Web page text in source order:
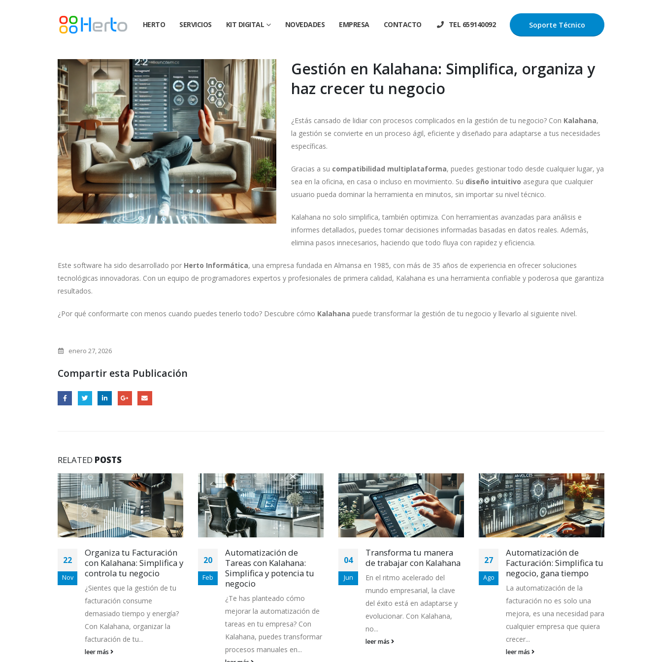
HERTO SERVICIOS KIT DIGITAL NOVEDADES EMPRESA CONTACTO TEL 659140092 Soporte Técnico
Gestión en Kalahana: Simplifica, organiza y
haz crecer tu negocio
¿Estás cansado de lidiar con procesos complicados en la gestión de tu negocio? Con Kalahana,
la gestión se convierte en un proceso ágil, eficiente y diseñado para adaptarse a tus necesidades
específicas.
Gracias a su compatibilidad multiplataforma, puedes gestionar todo desde cualquier lugar, ya
sea en la oficina, en casa o incluso en movimiento. Su diseño intuitivo asegura que cualquier
usuario pueda dominar la herramienta en minutos, sin importar su nivel técnico.
Kalahana no solo simplifica, también optimiza. Con herramientas avanzadas para análisis e
informes detallados, puedes tomar decisiones informadas basadas en datos reales. Además,
elimina pasos innecesarios, haciendo que todo fluya con rapidez y eficiencia.
Este software ha sido desarrollado por Herto Informática, una empresa fundada en Almansa en 1985, con más de 35 años de experiencia en ofrecer soluciones
tecnológicas innovadoras. Con un equipo de programadores expertos y profesionales de primera calidad, Kalahana es una herramienta confiable y poderosa que garantiza
resultados.
¿Por qué conformarte con menos cuando puedes tenerlo todo? Descubre cómo Kalahana puede transformar la gestión de tu negocio y llevarlo al siguiente nivel.
enero 27, 2026
Compartir esta Publicación
RELATED POSTS
22
Nov
Organiza tu Facturación
con Kalahana: Simplifica y
controla tu negocio
¿Sientes que la gestión de tu
facturación consume
demasiado tiempo y energía?
Con Kalahana, organizar la
facturación de tu...
leer más
20
Feb
Automatización de
Tareas con Kalahana:
Simplifica y potencia tu
negocio
¿Te has planteado cómo
mejorar la automatización de
tareas en tu empresa? Con
Kalahana, puedes transformar
procesos manuales en...
04
Jun
Transforma tu manera
de trabajar con Kalahana
En el ritmo acelerado del
mundo empresarial, la clave
del éxito está en adaptarse y
evolucionar. Con Kalahana,
no...
leer más
27
Ago
Automatización de
Facturación: Simplifica tu
negocio, gana tiempo
La automatización de la
facturación no es solo una
mejora, es una necesidad para
cualquier empresa que quiera
crecer...
leer más